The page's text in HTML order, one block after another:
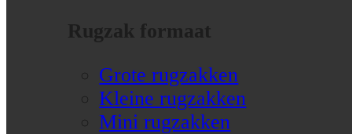
Rugzak formaat
Grote rugzakken
Kleine rugzakken
Mini rugzakken